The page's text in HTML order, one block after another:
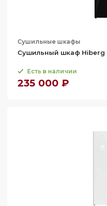
Сушильные шкафы
Сушильный шкаф Hiberg
Есть в наличии
235 000 ₽